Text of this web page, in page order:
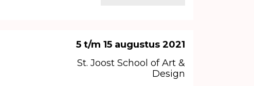
5 t/m 15 augustus 2021
St. Joost School of Art &
Design